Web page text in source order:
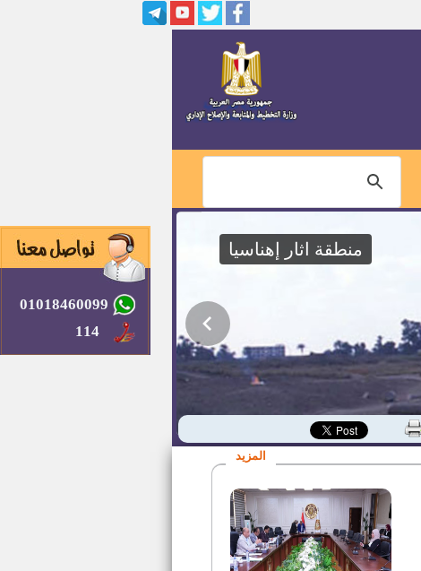
01018460099
114
منطقة اثار إهناسيا
المزيد
معلمين ومعلمات مصريين بدولة
16وظيفة حكومية بمصلحه الكفاية
من ذوى الاحتياجات
مهندسين للعمل بشركة سامسونج
فرص عمل بمجموعة شركات
وظائف الشركة المتحدة للصيادلة
وظائف الشركة السويسرية
للملابس الجاهزة بالعاشر من
الإجتماعى
فنى ميكانيكا